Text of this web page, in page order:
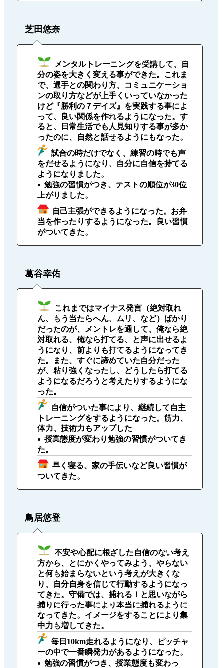
芝田悠奈
メンタルトレーニングを受講して、自
分の姿を大きく変える事ができた。これま
で、選手との関わり方、コミュニケーショ
ンの取り方などが上手くいっていなかった
けど『勝利の７デイズ』を実践する事によ
って、良い関係を作れるようになった。す
ると、日常生活でも人見知りする事が多か
ったのに、自然と話せるようにもなった。
試合の時だけでなく、練習の時でも声
をだせるようになり、自分に自信を持てる
ようになりました。
勉強の習慣がつき、テストの順位が30位
上がりました。
自己主張ができるようになった。お弁
当を作ったりするようになった。良い習慣
がついてきた。
葛谷幸佑
これまではマイナス発言（絶対取れ
ん、もう当たらへん、ムリ、など）ばかり
だったのが、メントレを通して、俺なら絶
対取れる、俺なら打てる、と声に出せるよ
うになり、前よりも打てるようになってき
た。また、すぐに諦めていた自分だった
が、粘り強くなったし、どうしたら打てる
ようになるだろうと考えたりするようにな
った。
自信がついた事により、継続して自主
トレーニングをするようになった。筋力、
体力、技術力もアップした
授業態度が変わり勉強の習慣がついてき
た。
早く寝る、家の手伝いなど良い習慣が
ついてきた。
鳥居悠登
不安や心配に根ざした自信のない考え
方から、とにかくやってみよう、やらない
と何も始まらないという考えが大きくな
り、自分自身を信じて行動するようになっ
てきた。守備では、捕れる！と思いながら
捕りに行った事により本当に捕れるように
なってきた。イメージをすることにより集
中力も増してきた。
毎日10km走れるようになり、ピッチャ
ーの中で一番瞬発力があるようになった。
勉強の習慣がつき、授業態度も変わっ